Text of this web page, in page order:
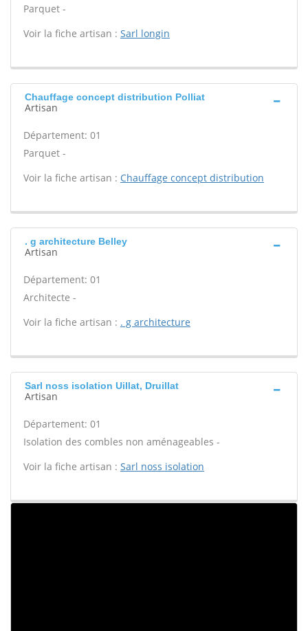
Parquet -
Voir la fiche artisan : Sarl longin
Chauffage concept distribution Polliat
Artisan
Département: 01
Parquet -
Voir la fiche artisan : Chauffage concept distribution
. g architecture Belley
Artisan
Département: 01
Architecte -
Voir la fiche artisan : . g architecture
Sarl noss isolation Uillat, Druillat
Artisan
Département: 01
Isolation des combles non aménageables -
Voir la fiche artisan : Sarl noss isolation